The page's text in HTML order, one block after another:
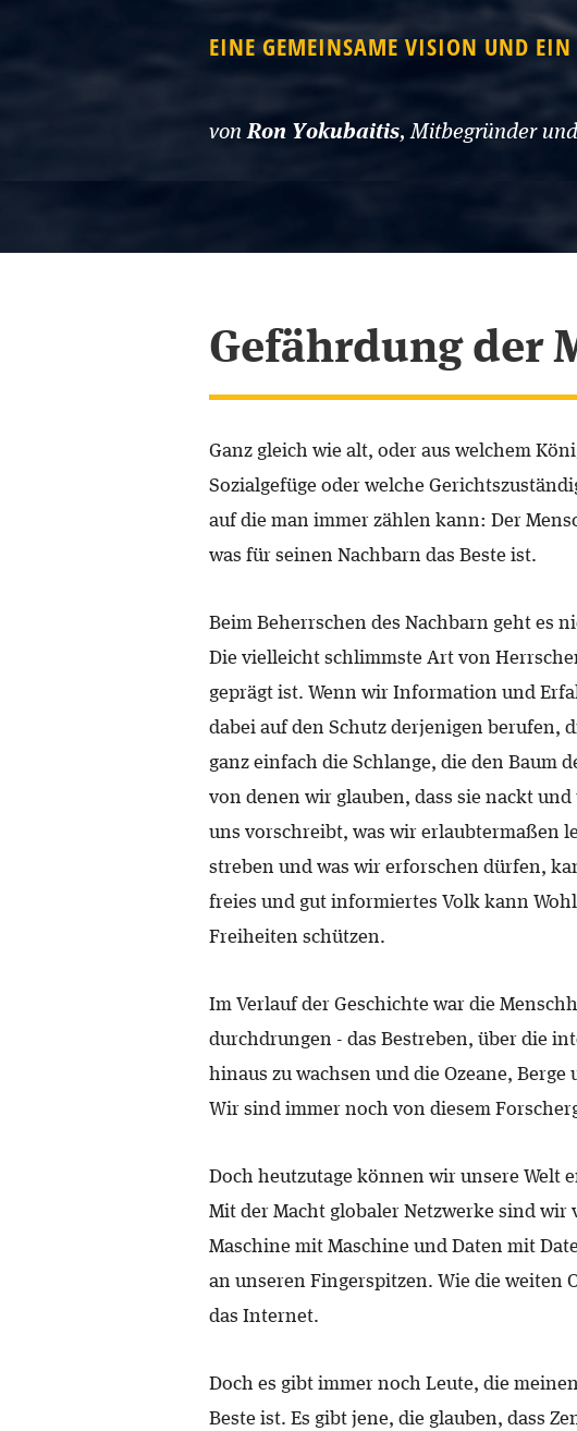
EINE GEMEINSAME VISION UND EIN
von Ron Yokubaitis, Mitbegründer
Gefährdung der
Ganz gleich wie alt, oder aus welchem
Sozialgefüge oder welche
auf die man immer zählen kann: Der
was für seinen Nachbarn das Beste ist.
Beim Beherrschen des Nachbarn geht es
Die vielleicht schlimmste Art von
geprägt ist. Wenn wir Information und
dabei auf den Schutz derjenigen berufen,
ganz einfach die Schlange, die den Baum
von denen wir glauben, dass sie nackt
uns vorschreibt, was wir erlaubtermaßen
streben und was wir erforschen dürfen,
freies und gut informiertes Volk kann
Freiheiten schützen.
Im Verlauf der Geschichte war die
durchdrungen - das Bestreben, über die
hinaus zu wachsen und die Ozeane,
Wir sind immer noch von diesem
Doch heutzutage können wir unsere Welt
Mit der Macht globaler Netzwerke sind
Maschine mit Maschine und Daten mit
an unseren Fingerspitzen. Wie die weiten
das Internet.
Doch es gibt immer noch Leute, die
Beste ist. Es gibt jene, die glauben, dass